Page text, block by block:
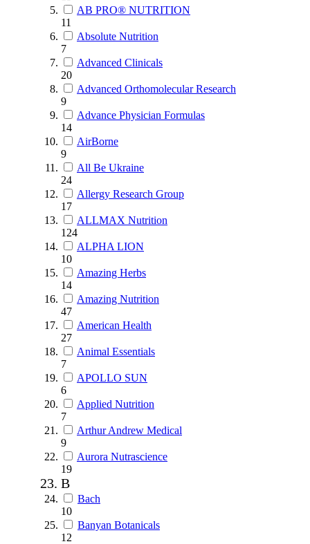
AB PRO® NUTRITION
11
Absolute Nutrition
7
Advanced Clinicals
20
Advanced Orthomolecular Research
9
Advance Physician Formulas
14
AirBorne
9
All Be Ukraine
24
Allergy Research Group
17
ALLMAX Nutrition
124
ALPHA LION
10
Amazing Herbs
14
Amazing Nutrition
47
American Health
27
Animal Essentials
7
APOLLO SUN
6
Applied Nutrition
7
Arthur Andrew Medical
9
Aurora Nutrascience
19
B
Bach
10
Banyan Botanicals
12